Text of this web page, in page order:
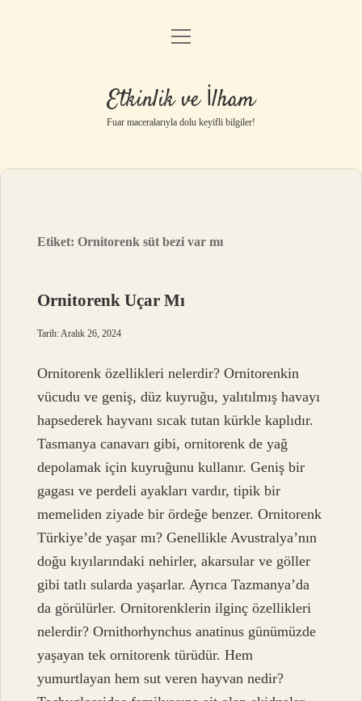
Anasayfa
Gizlilik Politikası
Yasal Uyarı
menüyü
Etkinlik ve İlham
Fuar maceralarıyla dolu keyifli bilgiler!
Etiket:Ornitorenk süt bezi var mı
Ornitorenk Uçar Mı
Tarih: Aralık 26, 2024
Ornitorenk özellikleri nelerdir? Ornitorenkin
vücudu ve geniş, düz kuyruğu, yalıtılmış havayı
hapsederek hayvanı sıcak tutan kürkle kaplıdır.
Tasmanya canavarı gibi, ornitorenk de yağ
depolamak için kuyruğunu kullanır. Geniş bir
gagası ve perdeli ayakları vardır, tipik bir
memeliden ziyade bir ördeğe benzer. Ornitorenk
Türkiye’de yaşar mı? Genellikle Avustralya’nın
doğu kıyılarındaki nehirler, akarsular ve göller
gibi tatlı sularda yaşarlar. Ayrıca Tazmanya’da
da görülürler. Ornitorenklerin ilginç özellikleri
nelerdir? Ornithorhynchus anatinus günümüzde
yaşayan tek ornitorenk türüdür. Hem
yumurtlayan hem sut veren hayvan nedir?